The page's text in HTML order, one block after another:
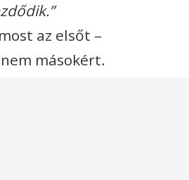
az elsőt –
másokért.